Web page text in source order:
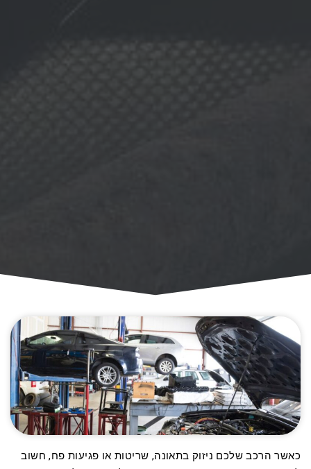
כאשר הרכב שלכם ניזוק בתאונה, שריטות או פגיעות פח, חשוב